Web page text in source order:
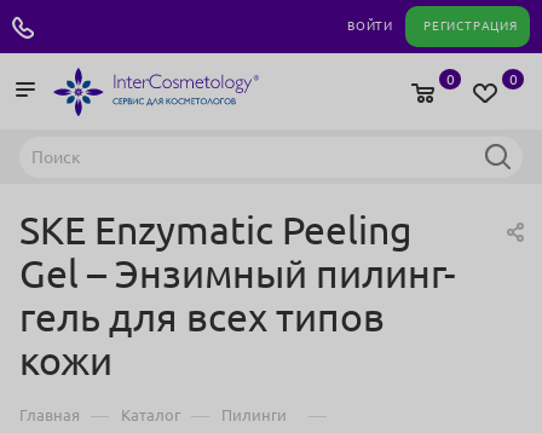
ВОЙТИ РЕГИСТРАЦИЯ
0
0
SKE Enzymatic Peeling
Gel – Энзимный пилинг-
гель для всех типов
кожи
Главная — Каталог — Пилинги —